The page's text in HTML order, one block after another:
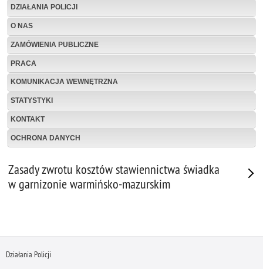
DZIAŁANIA POLICJI
O NAS
ZAMÓWIENIA PUBLICZNE
PRACA
KOMUNIKACJA WEWNĘTRZNA
STATYSTYKI
KONTAKT
OCHRONA DANYCH
Zasady zwrotu kosztów stawiennictwa świadka
w garnizonie warmińsko-mazurskim
Działania Policji